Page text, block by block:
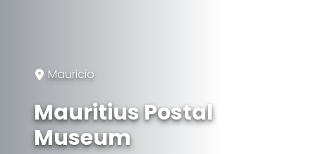
Mauricio
Mauritius Postal
Museum